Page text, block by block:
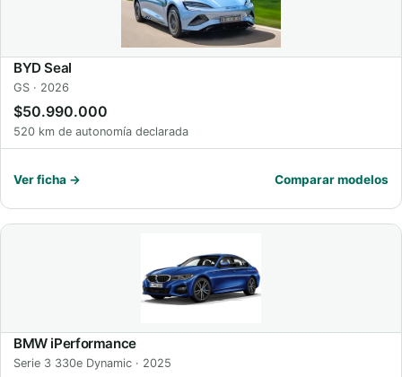
BYD Seal
GS · 2026
$50.990.000
520 km de autonomía declarada
Ver ficha → Comparar modelos
BMW iPerformance
Serie 3 330e Dynamic · 2025